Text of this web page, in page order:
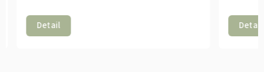
Detail Detail